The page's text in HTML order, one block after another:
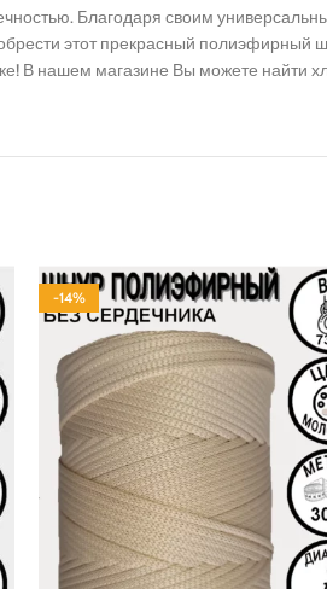
Благодаря своим
этот прекрасный полиэфирный
В нашем магазине Вы можете найти
-14%
ПОЛИЭФИР